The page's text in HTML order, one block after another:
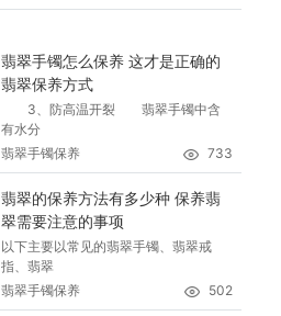
翡翠手镯怎么保养 这才是正确的
翡翠保养方式
3、防高温开裂 翡翠手镯中含
有水分
翡翠手镯保养
733
翡翠的保养方法有多少种 保养翡
翠需要注意的事项
以下主要以常见的翡翠手镯、翡翠戒
指、翡翠
翡翠手镯保养
502